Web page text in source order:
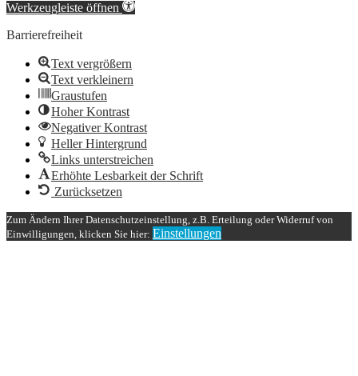
Werkzeugleiste öffnen
Barrierefreiheit
Text vergrößern
Text verkleinern
Graustufen
Hoher Kontrast
Negativer Kontrast
Heller Hintergrund
Links unterstreichen
Erhöhte Lesbarkeit der Schrift
Zurücksetzen
Zum Ändern Ihrer Datenschutzeinstellung, z.B. Erteilung oder Widerruf von
Einwilligungen, klicken Sie hier: Einstellungen